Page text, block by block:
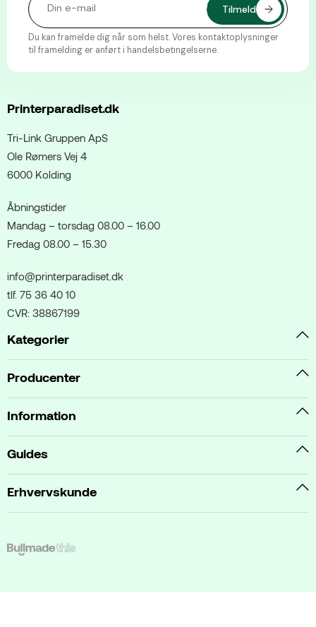
Du kan framelde dig når som helst. Vores kontaktoplysninger
til framelding er anført i handelsbetingelserne.
Printerparadiset.dk
Tri-Link Gruppen ApS
Ole Rømers Vej 4
6000 Kolding
Åbningstider
Mandag – torsdag 08.00 – 16.00
Fredag 08.00 – 15.30
info@printerparadiset.dk
tlf. 75 36 40 10
CVR: 38867199
Kategorier
Producenter
Information
Guides
Erhvervskunde